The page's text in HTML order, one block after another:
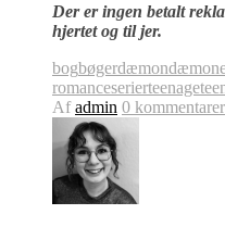
Der er ingen betalt
hjertet og til jer.
bogbøgerdæmon
romanceserierteenage
Afadmin 0 kommentarer